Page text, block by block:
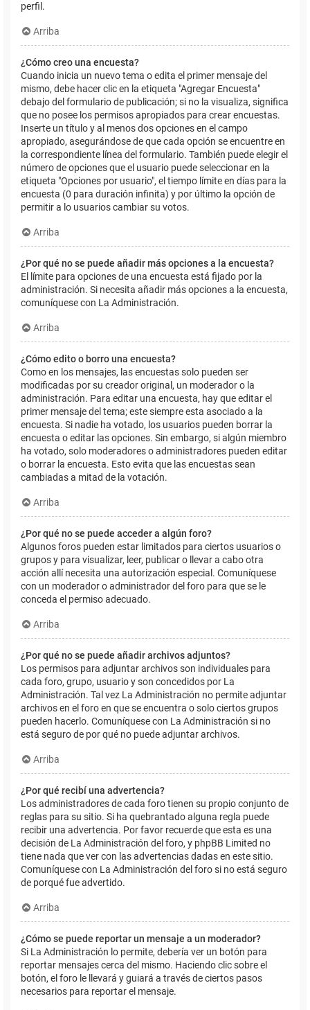
perfil.
Arriba
¿Cómo creo una encuesta?
Cuando inicia un nuevo tema o edita el primer mensaje del
mismo, debe hacer clic en la etiqueta "Agregar Encuesta"
debajo del formulario de publicación; si no la visualiza, significa
que no posee los permisos apropiados para crear encuestas.
Inserte un título y al menos dos opciones en el campo
apropiado, asegurándose de que cada opción se encuentre en
la correspondiente línea del formulario. También puede elegir el
número de opciones que el usuario puede seleccionar en la
etiqueta "Opciones por usuario", el tiempo límite en días para la
encuesta (0 para duración infinita) y por último la opción de
permitir a lo usuarios cambiar su votos.
Arriba
¿Por qué no se puede añadir más opciones a la encuesta?
El límite para opciones de una encuesta está fijado por la
administración. Si necesita añadir más opciones a la encuesta,
comuníquese con La Administración.
Arriba
¿Cómo edito o borro una encuesta?
Como en los mensajes, las encuestas solo pueden ser
modificadas por su creador original, un moderador o la
administración. Para editar una encuesta, hay que editar el
primer mensaje del tema; este siempre esta asociado a la
encuesta. Si nadie ha votado, los usuarios pueden borrar la
encuesta o editar las opciones. Sin embargo, si algún miembro
ha votado, solo moderadores o administradores pueden editar
o borrar la encuesta. Esto evita que las encuestas sean
cambiadas a mitad de la votación.
Arriba
¿Por qué no se puede acceder a algún foro?
Algunos foros pueden estar limitados para ciertos usuarios o
grupos y para visualizar, leer, publicar o llevar a cabo otra
acción allí necesita una autorización especial. Comuníquese
con un moderador o administrador del foro para que se le
conceda el permiso adecuado.
Arriba
¿Por qué no se puede añadir archivos adjuntos?
Los permisos para adjuntar archivos son individuales para
cada foro, grupo, usuario y son concedidos por La
Administración. Tal vez La Administración no permite adjuntar
archivos en el foro en que se encuentra o solo ciertos grupos
pueden hacerlo. Comuníquese con La Administración si no
está seguro de por qué no puede adjuntar archivos.
Arriba
¿Por qué recibí una advertencia?
Los administradores de cada foro tienen su propio conjunto de
reglas para su sitio. Si ha quebrantado alguna regla puede
recibir una advertencia. Por favor recuerde que esta es una
decisión de La Administración del foro, y phpBB Limited no
tiene nada que ver con las advertencias dadas en este sitio.
Comuníquese con La Administración del foro si no está seguro
de porqué fue advertido.
Arriba
¿Cómo se puede reportar un mensaje a un moderador?
Si La Administración lo permite, debería ver un botón para
reportar mensajes cerca del mismo. Haciendo clic sobre el
botón, el foro le llevará y guiará a través de ciertos pasos
necesarios para reportar el mensaje.